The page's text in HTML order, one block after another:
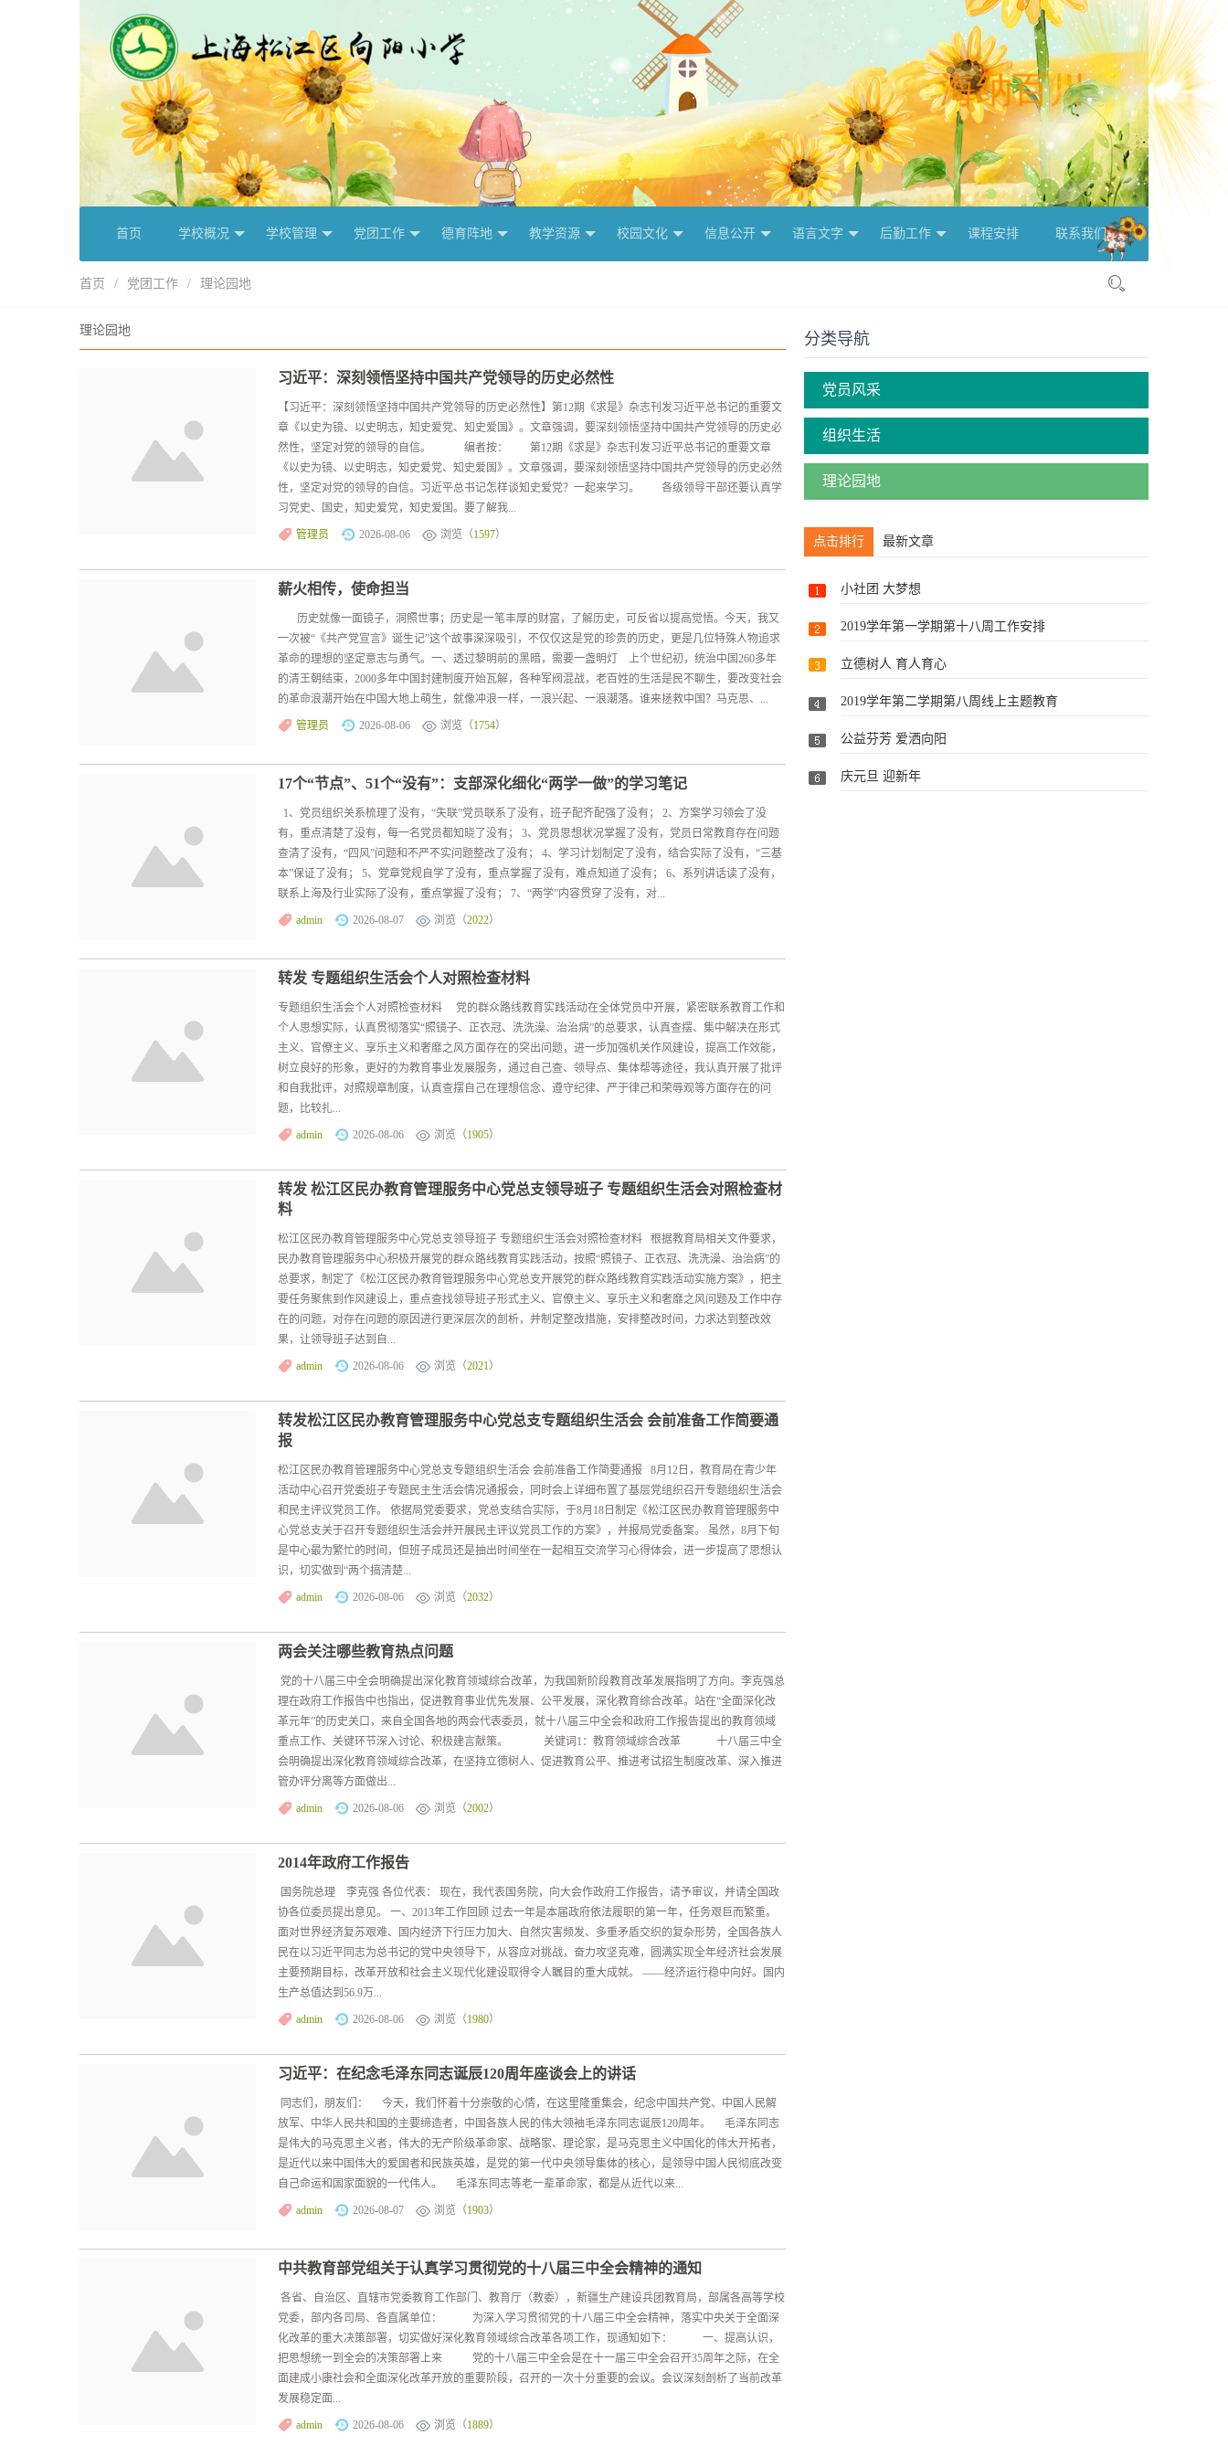
首页 学校概况 学校管理 党团工作 德育阵地 教学资源 校园文化 信息公开 语言文字 后勤工作 课程安排 联系我们
首页 / 党团工作 / 理论园地 
理论园地
习近平：深刻领悟坚持中国共产党领导的历史必然性
【习近平：深刻领悟坚持中国共产党领导的历史必然性】第12期《求是》杂志刊发习近平总书记的重要文
章《以史为镜、以史明志，知史爱党、知史爱国》。文章强调，要深刻领悟坚持中国共产党领导的历史必
然性，坚定对党的领导的自信。 编者按： 第12期《求是》杂志刊发习近平总书记的重要文章
《以史为镜、以史明志，知史爱党、知史爱国》。文章强调，要深刻领悟坚持中国共产党领导的历史必然
性，坚定对党的领导的自信。习近平总书记怎样谈知史爱党？一起来学习。 各级领导干部还要认真学
习党史、国史，知史爱党，知史爱国。要了解我...
管理员 2026-08-06 浏览（1597）
薪火相传，使命担当
历史就像一面镜子，洞照世事；历史是一笔丰厚的财富，了解历史，可反省以提高觉悟。今天，我又
一次被“《共产党宣言》诞生记”这个故事深深吸引，不仅仅这是党的珍贵的历史，更是几位特殊人物追求
革命的理想的坚定意志与勇气。一、透过黎明前的黑暗，需要一盏明灯 上个世纪初，统治中国260多年
的清王朝结束，2000多年中国封建制度开始瓦解，各种军阀混战，老百姓的生活是民不聊生，要改变社会
的革命浪潮开始在中国大地上萌生，就像冲浪一样，一浪兴起、一浪潮落。谁来拯救中国？马克思、...
管理员 2026-08-06 浏览（1754）
17个“节点”、51个“没有”：支部深化细化“两学一做”的学习笔记
1、党员组织关系梳理了没有，“失联”党员联系了没有，班子配齐配强了没有； 2、方案学习领会了没
有，重点清楚了没有，每一名党员都知晓了没有； 3、党员思想状况掌握了没有，党员日常教育存在问题
查清了没有，“四风”问题和不严不实问题整改了没有； 4、学习计划制定了没有，结合实际了没有，“三基
本”保证了没有； 5、党章党规自学了没有，重点掌握了没有，难点知道了没有； 6、系列讲话读了没有，
联系上海及行业实际了没有，重点掌握了没有； 7、“两学”内容贯穿了没有，对...
admin 2026-08-07 浏览（2022）
转发 专题组织生活会个人对照检查材料
专题组织生活会个人对照检查材料 党的群众路线教育实践活动在全体党员中开展，紧密联系教育工作和
个人思想实际，认真贯彻落实“照镜子、正衣冠、洗洗澡、治治病”的总要求，认真查摆、集中解决在形式
主义、官僚主义、享乐主义和奢靡之风方面存在的突出问题，进一步加强机关作风建设，提高工作效能，
树立良好的形象，更好的为教育事业发展服务，通过自己查、领导点、集体帮等途径，我认真开展了批评
和自我批评，对照规章制度，认真查摆自己在理想信念、遵守纪律、严于律己和荣辱观等方面存在的问
题，比较扎...
admin 2026-08-06 浏览（1905）
转发 松江区民办教育管理服务中心党总支领导班子 专题组织生活会对照检查材
料
松江区民办教育管理服务中心党总支领导班子 专题组织生活会对照检查材料 根据教育局相关文件要求，
民办教育管理服务中心积极开展党的群众路线教育实践活动，按照“照镜子、正衣冠、洗洗澡、治治病”的
总要求，制定了《松江区民办教育管理服务中心党总支开展党的群众路线教育实践活动实施方案》，把主
要任务聚焦到作风建设上，重点查找领导班子形式主义、官僚主义、享乐主义和奢靡之风问题及工作中存
在的问题，对存在问题的原因进行更深层次的剖析，并制定整改措施，安排整改时间，力求达到整改效
果，让领导班子达到自...
admin 2026-08-06 浏览（2021）
转发松江区民办教育管理服务中心党总支专题组织生活会 会前准备工作简要通
报
松江区民办教育管理服务中心党总支专题组织生活会 会前准备工作简要通报 8月12日，教育局在青少年
活动中心召开党委班子专题民主生活会情况通报会，同时会上详细布置了基层党组织召开专题组织生活会
和民主评议党员工作。 依据局党委要求，党总支结合实际，于8月18日制定《松江区民办教育管理服务中
心党总支关于召开专题组织生活会并开展民主评议党员工作的方案》，并报局党委备案。 虽然，8月下旬
是中心最为繁忙的时间，但班子成员还是抽出时间坐在一起相互交流学习心得体会，进一步提高了思想认
识，切实做到“两个搞清楚...
admin 2026-08-06 浏览（2032）
两会关注哪些教育热点问题
党的十八届三中全会明确提出深化教育领域综合改革，为我国新阶段教育改革发展指明了方向。李克强总
理在政府工作报告中也指出，促进教育事业优先发展、公平发展，深化教育综合改革。站在“全面深化改
革元年”的历史关口，来自全国各地的两会代表委员，就十八届三中全会和政府工作报告提出的教育领域
重点工作、关键环节深入讨论、积极建言献策。 关键词1：教育领域综合改革 十八届三中全
会明确提出深化教育领域综合改革，在坚持立德树人、促进教育公平、推进考试招生制度改革、深入推进
管办评分离等方面做出...
admin 2026-08-06 浏览（2002）
2014年政府工作报告
国务院总理 李克强 各位代表： 现在，我代表国务院，向大会作政府工作报告，请予审议，并请全国政
协各位委员提出意见。 一、2013年工作回顾 过去一年是本届政府依法履职的第一年，任务艰巨而繁重。
面对世界经济复苏艰难、国内经济下行压力加大、自然灾害频发、多重矛盾交织的复杂形势，全国各族人
民在以习近平同志为总书记的党中央领导下，从容应对挑战，奋力攻坚克难，圆满实现全年经济社会发展
主要预期目标，改革开放和社会主义现代化建设取得令人瞩目的重大成就。 ——经济运行稳中向好。国内
生产总值达到56.9万...
admin 2026-08-06 浏览（1980）
习近平：在纪念毛泽东同志诞辰120周年座谈会上的讲话
同志们，朋友们： 今天，我们怀着十分崇敬的心情，在这里隆重集会，纪念中国共产党、中国人民解
放军、中华人民共和国的主要缔造者，中国各族人民的伟大领袖毛泽东同志诞辰120周年。 毛泽东同志
是伟大的马克思主义者，伟大的无产阶级革命家、战略家、理论家，是马克思主义中国化的伟大开拓者，
是近代以来中国伟大的爱国者和民族英雄，是党的第一代中央领导集体的核心，是领导中国人民彻底改变
自己命运和国家面貌的一代伟人。 毛泽东同志等老一辈革命家，都是从近代以来...
admin 2026-08-07 浏览（1903）
中共教育部党组关于认真学习贯彻党的十八届三中全会精神的通知
各省、自治区、直辖市党委教育工作部门、教育厅（教委），新疆生产建设兵团教育局，部属各高等学校
党委，部内各司局、各直属单位： 为深入学习贯彻党的十八届三中全会精神，落实中央关于全面深
化改革的重大决策部署，切实做好深化教育领域综合改革各项工作，现通知如下： 一、提高认识，
把思想统一到全会的决策部署上来 党的十八届三中全会是在十一届三中全会召开35周年之际，在全
面建成小康社会和全面深化改革开放的重要阶段，召开的一次十分重要的会议。会议深刻剖析了当前改革
发展稳定面...
admin 2026-08-06 浏览（1889）
分类导航
党员风采
组织生活
理论园地
点击排行 最新文章
小社团 大梦想
2019学年第一学期第十八周工作安排
立德树人 育人育心
2019学年第二学期第八周线上主题教育
公益芬芳 爱洒向阳
庆元旦 迎新年